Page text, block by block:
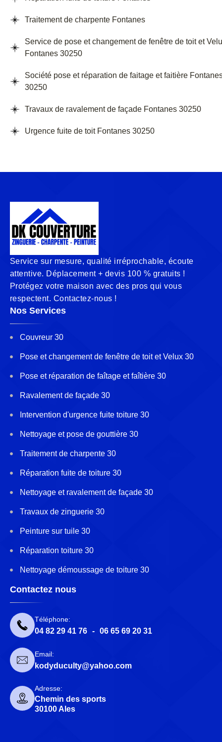
Traitement de charpente Fontanes
Service de pose et changement de fenêtre de toit et
Fontanes 30250
Société pose et réparation de faitage et faitière
30250
Travaux de ravalement de façade Fontanes 30250
Urgence fuite de toit Fontanes 30250
Service sur mesure, qualité irréprochable, écoute
attentive. Déplacement + devis 100 % gratuits !
Protégez votre maison avec des pros qui vous
respectent. Contactez-nous !
Nos Services
Couvreur 30
Pose et changement de fenêtre de toit et Velux 30
Pose et réparation de faîtage et faîtière 30
Ravalement de façade 30
Intervention d'urgence fuite toiture 30
Nettoyage et pose de gouttière 30
Traitement de charpente 30
Réparation fuite de toiture 30
Nettoyage et ravalement de façade 30
Travaux de zinguerie 30
Peinture sur tuile 30
Réparation toiture 30
Nettoyage démoussage de toiture 30
Contactez nous
Téléphone:
04 82 29 41 76 - 06 65 69 20 31
Email:
kodyduculty@yahoo.com
Adresse:
Chemin des sports
30100 Ales